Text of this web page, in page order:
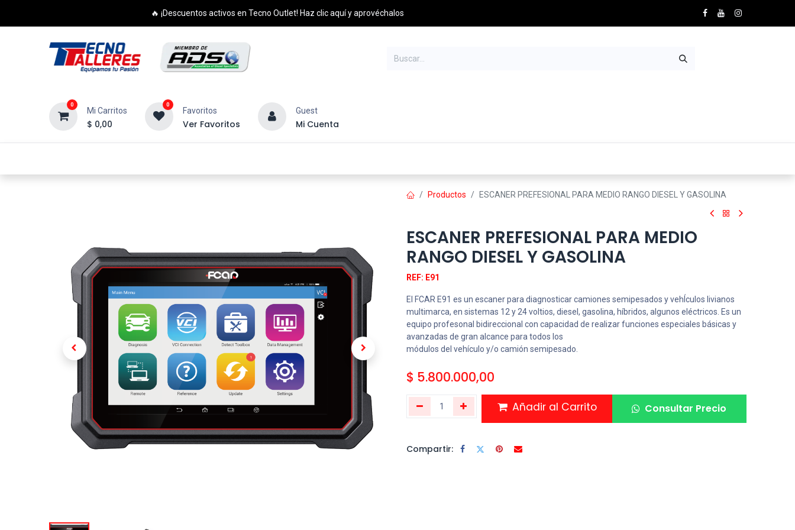
🔥 ¡Descuentos activos en Tecno Outlet! Haz clic aquí y aprovéchalos
0
Mi Carritos
$ 0,00
0
Favoritos
Ver Favoritos
Guest
Mi Cuenta
Productos ESCANER PREFESIONAL PARA MEDIO RANGO DIESEL Y GASOLINA
ESCANER PREFESIONAL PARA MEDIO
RANGO DIESEL Y GASOLINA
REF: E91
El FCAR E91 es un escaner para diagnosticar camiones semipesados y vehÍculos livianos
multimarca, en sistemas 12 y 24 voltios, diesel, gasolina, híbridos, algunos eléctricos. Es un
equipo profesonal bidireccional con capacidad de realizar funciones especiales básicas y
avanzadas de gran alcance para todos los
módulos del vehículo y/o camión semipesado.
$ 5.800.000,00
Añadir al Carrito Consultar Precio
Compartir: